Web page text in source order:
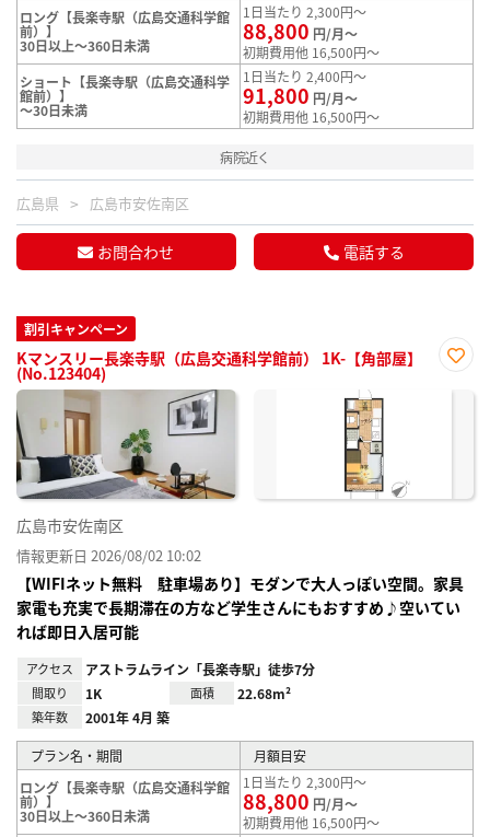
ロング【長楽寺駅（広島交通科学館
前）】
30日以上～360日未満
1日当たり 2,300円～
88,800 円/月～
初期費用他 16,500円～
ショート【長楽寺駅（広島交通科学
館前）】
～30日未満
1日当たり 2,400円～
91,800 円/月～
初期費用他 16,500円～
病院近く
広島県 広島市安佐南区
お問合わせ 電話する
割引キャンペーン
Kマンスリー長楽寺駅（広島交通科学館前） 1K-【角部屋】
(No.123404)
に入
広島市安佐南区
情報更新日 2026/08/02 10:02
【WIFIネット無料 駐車場あり】モダンで大人っぽい空間。家具
家電も充実で長期滞在の方など学生さんにもおすすめ♪空いてい
れば即日入居可能
アクセス アストラムライン「長楽寺駅」徒歩7分
間取り 1K 面積 22.68m²
築年数 2001年 4月 築
プラン名・期間
月額目安
ロング【長楽寺駅（広島交通科学館
前）】
30日以上～360日未満
1日当たり 2,300円～
88,800 円/月～
初期費用他 16,500円～